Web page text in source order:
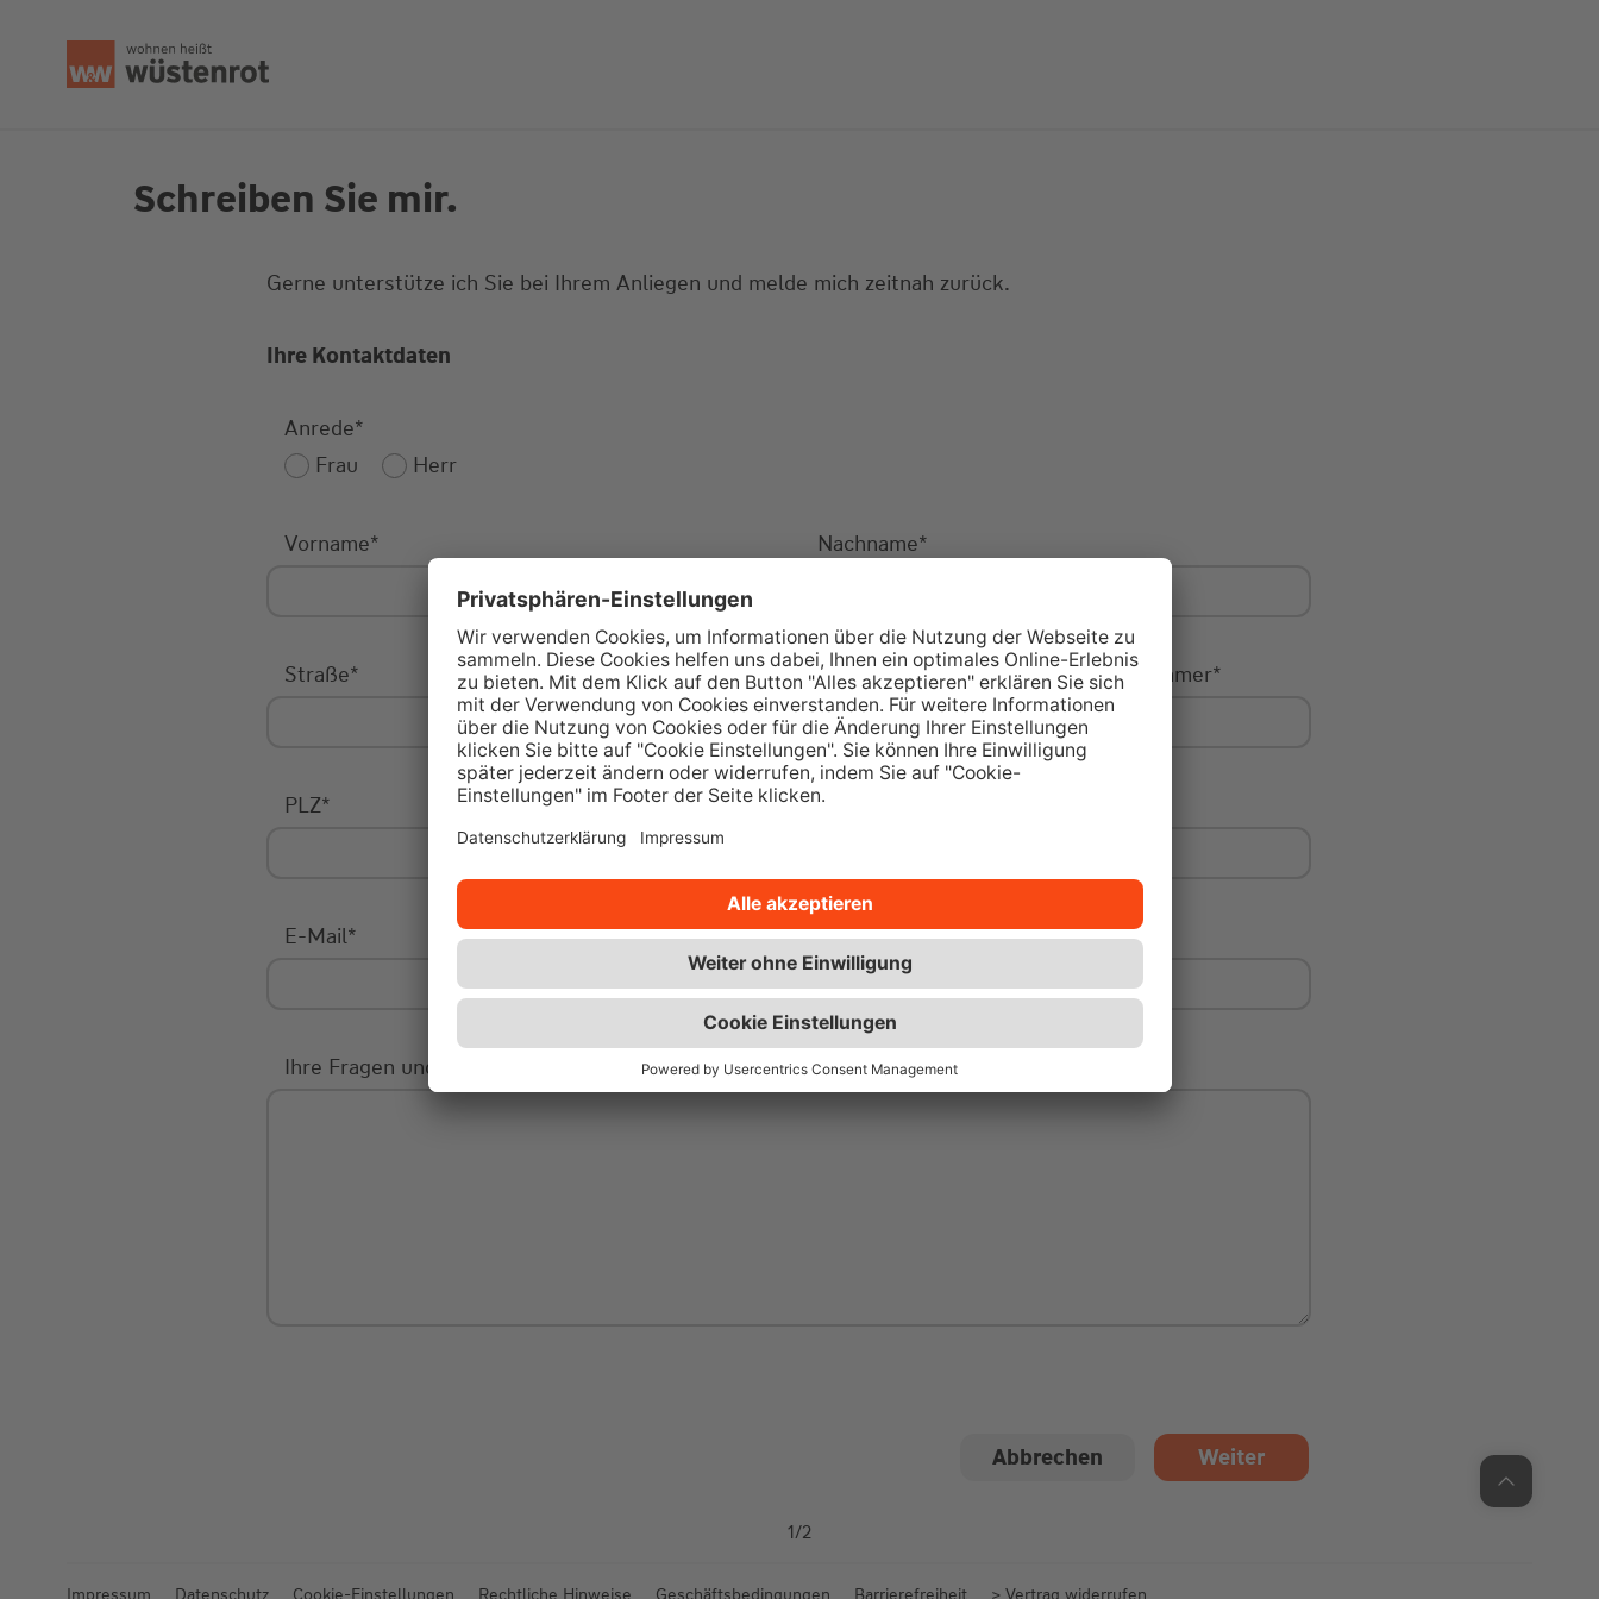
Schreiben Sie mir.
Gerne unterstütze ich Sie bei Ihrem Anliegen und melde mich zeitnah zurück.
Ihre Kontaktdaten
Anrede*
Frau
Herr
Vorname* Nachname*
Straße* Hausnummer*
PLZ* Ort *
E-Mail* Telefon*
Ihre Fragen und Mitteilungen
1/2
Impressum Datenschutz Cookie-Einstellungen Rechtliche Hinweise Geschäftsbedingungen Barrierefreiheit > Vertrag widerrufen